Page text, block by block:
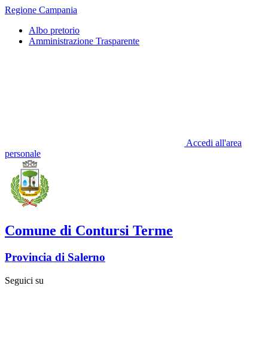
Regione Campania
Albo pretorio
Amministrazione Trasparente
Accedi all'area
personale
Comune di Contursi Terme
Provincia di Salerno
Seguici su